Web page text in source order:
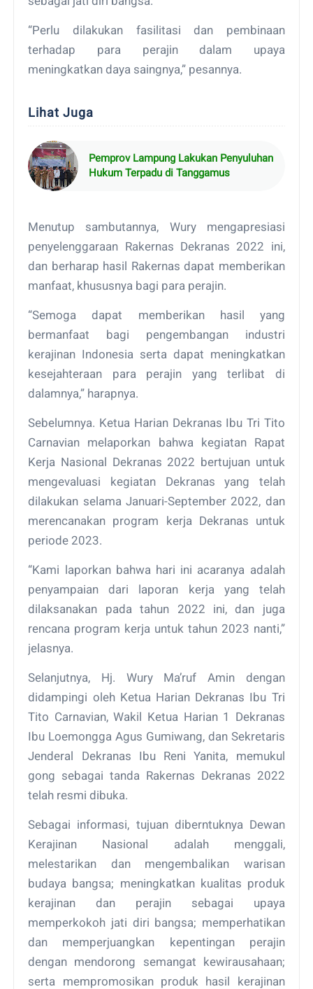
“Perlu dilakukan fasilitasi dan pembinaan
terhadap para perajin dalam upaya
meningkatkan daya saingnya,” pesannya.
Lihat Juga
Pemprov Lampung Lakukan Penyuluhan
Hukum Terpadu di Tanggamus
Menutup sambutannya, Wury mengapresiasi
penyelenggaraan Rakernas Dekranas 2022 ini,
dan berharap hasil Rakernas dapat memberikan
manfaat, khususnya bagi para perajin.
“Semoga dapat memberikan hasil yang
bermanfaat bagi pengembangan industri
kerajinan Indonesia serta dapat meningkatkan
kesejahteraan para perajin yang terlibat di
dalamnya,” harapnya.
Sebelumnya. Ketua Harian Dekranas Ibu Tri Tito
Carnavian melaporkan bahwa kegiatan Rapat
Kerja Nasional Dekranas 2022 bertujuan untuk
mengevaluasi kegiatan Dekranas yang telah
dilakukan selama Januari-September 2022, dan
merencanakan program kerja Dekranas untuk
periode 2023.
“Kami laporkan bahwa hari ini acaranya adalah
penyampaian dari laporan kerja yang telah
dilaksanakan pada tahun 2022 ini, dan juga
rencana program kerja untuk tahun 2023 nanti,”
jelasnya.
Selanjutnya, Hj. Wury Ma’ruf Amin dengan
didampingi oleh Ketua Harian Dekranas Ibu Tri
Tito Carnavian, Wakil Ketua Harian 1 Dekranas
Ibu Loemongga Agus Gumiwang, dan Sekretaris
Jenderal Dekranas Ibu Reni Yanita, memukul
gong sebagai tanda Rakernas Dekranas 2022
telah resmi dibuka.
Sebagai informasi, tujuan diberntuknya Dewan
Kerajinan Nasional adalah menggali,
melestarikan dan mengembalikan warisan
budaya bangsa; meningkatkan kualitas produk
kerajinan dan perajin sebagai upaya
memperkokoh jati diri bangsa; memperhatikan
dan memperjuangkan kepentingan perajin
dengan mendorong semangat kewirausahaan;
serta mempromosikan produk hasil kerajinan